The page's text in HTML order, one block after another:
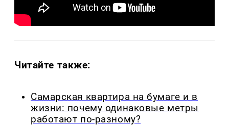
Читайте также:
Самарская квартира на бумаге и в
жизни: почему одинаковые метры
работают по-разному?